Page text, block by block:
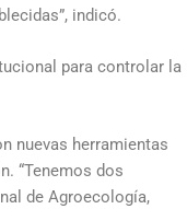
indicó.
para controlar la
nuevas herramientas
“Tenemos dos
de Agroecología,